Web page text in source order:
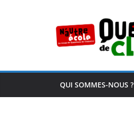
QUI SOMMES-NOUS ?